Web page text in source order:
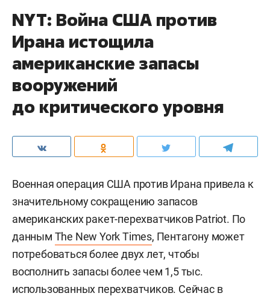
NYT: Война США против
Ирана истощила
американские запасы
вооружений
до критического уровня
Военная операция США против Ирана привела к
значительному сокращению запасов
американских ракет-перехватчиков Patriot. По
данным The New York Times, Пентагону может
потребоваться более двух лет, чтобы
восполнить запасы более чем 1,5 тыс.
использованных перехватчиков. Сейчас в